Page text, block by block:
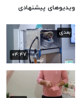
ویدیوهای پیشنهادی
۰۴:۴۷
بعدی